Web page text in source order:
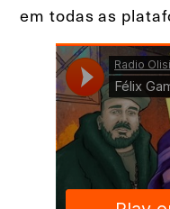
em todas as